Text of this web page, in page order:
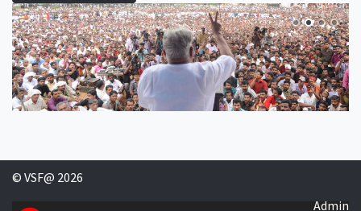
© VSF@ 2026
Admin